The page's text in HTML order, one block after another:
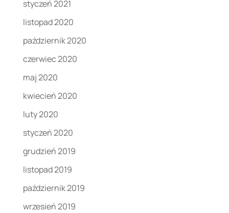
styczeń 2021
listopad 2020
październik 2020
czerwiec 2020
maj 2020
kwiecień 2020
luty 2020
styczeń 2020
grudzień 2019
listopad 2019
październik 2019
wrzesień 2019